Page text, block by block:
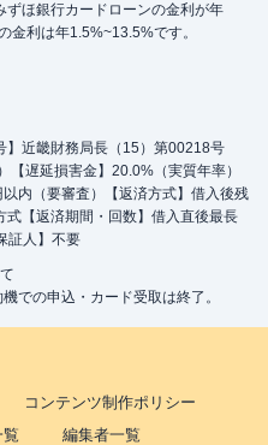
ほ銀行カードローンの金利が年
金利は年1.5%~13.5%です。
近畿財務局長（15）第00218号
【遅延損害金】20.0%（実質年率）
内（要審査）【返済方式】借入後残
【返済期間・回数】借入直後最長
証人】不要
での申込・カード受取は終了。
コンテンツ制作ポリシー
覧
編集者一覧